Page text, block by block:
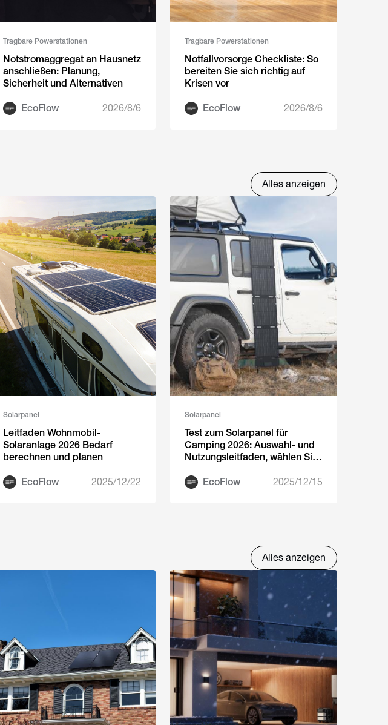
Tragbare Powerstationen
Notstromaggregat an Hausnetz
anschließen: Planung,
Sicherheit und Alternativen
EcoFlow 2026/8/6
Tragbare Powerstationen
Notfallvorsorge Checkliste: So
bereiten Sie sich richtig auf
Krisen vor
EcoFlow 2026/8/6
Alles anzeigen
Solarpanel
Leitfaden Wohnmobil-
Solaranlage 2026 Bedarf
berechnen und planen
EcoFlow 2025/12/22
Solarpanel
Test zum Solarpanel für
Camping 2026: Auswahl- und
Nutzungsleitfaden, wählen Sie
Solarpanel für sorgenfreies
EcoFlow 2025/12/15
Alles anzeigen